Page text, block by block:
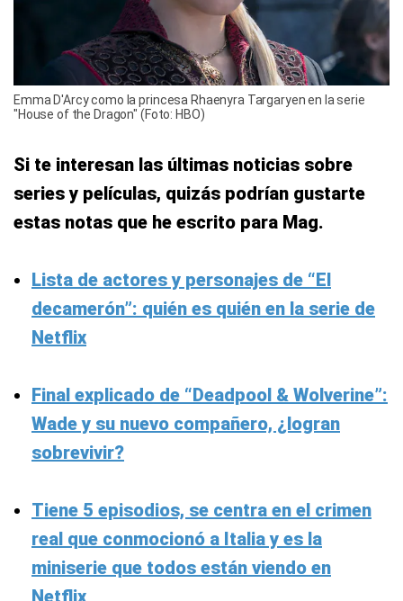
Emma D'Arcy como la princesa Rhaenyra Targaryen en la serie
"House of the Dragon" (Foto: HBO)
Si te interesan las últimas noticias sobre
series y películas, quizás podrían gustarte
estas notas que he escrito para Mag.
Lista de actores y personajes de “El
decamerón”: quién es quién en la serie de
Netflix
Final explicado de “Deadpool & Wolverine”:
Wade y su nuevo compañero, ¿logran
sobrevivir?
Tiene 5 episodios, se centra en el crimen
real que conmocionó a Italia y es la
miniserie que todos están viendo en
Netflix